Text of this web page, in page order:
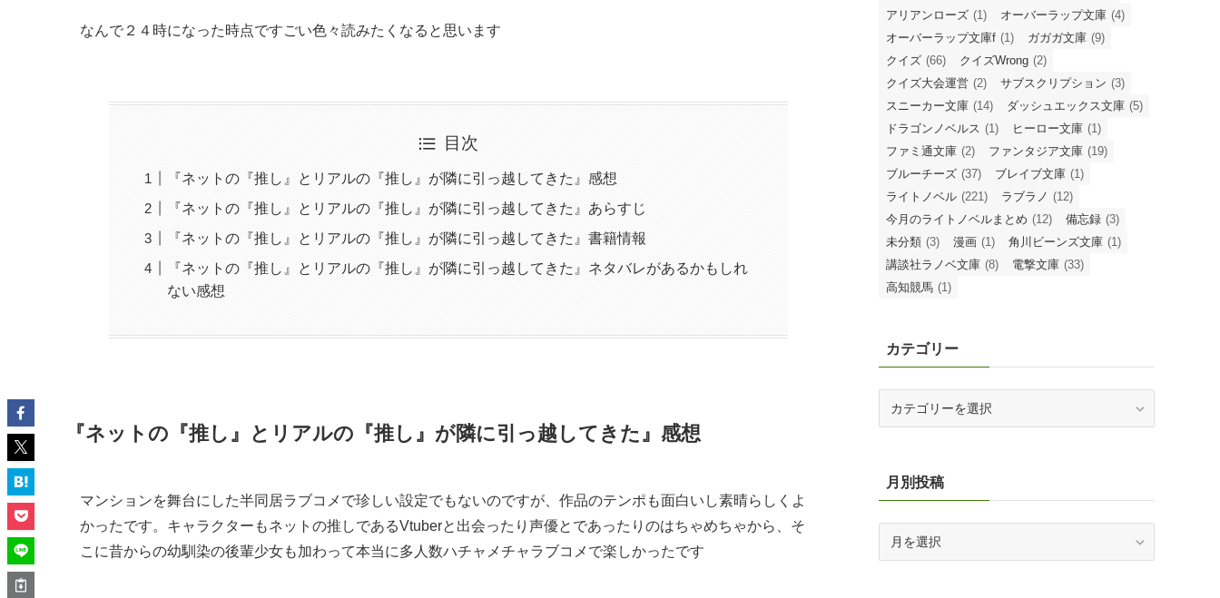
なんで２４時になった時点ですごい色々読みたくなると思います
目次
『ネットの『推し』とリアルの『推し』が隣に引っ越してきた』感想
『ネットの『推し』とリアルの『推し』が隣に引っ越してきた』あらすじ
『ネットの『推し』とリアルの『推し』が隣に引っ越してきた』書籍情報
『ネットの『推し』とリアルの『推し』が隣に引っ越してきた』ネタバレがあるかもしれ
ない感想
『ネットの『推し』とリアルの『推し』が隣に引っ越してきた』感想
マンションを舞台にした半同居ラブコメで珍しい設定でもないのですが、作品のテンポも面白いし素晴らしくよ
かったです。キャラクターもネットの推しであるVtuberと出会ったり声優とであったりのはちゃめちゃから、そ
こに昔からの幼馴染の後輩少女も加わって本当に多人数ハチャメチャラブコメで楽しかったです
アリアンローズ (1) オーバーラップ文庫 (4)
オーバーラップ文庫f (1) ガガガ文庫 (9)
クイズ (66) クイズWrong (2)
クイズ大会運営 (2) サブスクリプション (3)
スニーカー文庫 (14) ダッシュエックス文庫 (5)
ドラゴンノベルス (1) ヒーロー文庫 (1)
ファミ通文庫 (2) ファンタジア文庫 (19)
ブルーチーズ (37) ブレイブ文庫 (1)
ライトノベル (221) ラブラノ (12)
今月のライトノベルまとめ (12) 備忘録 (3)
未分類 (3) 漫画 (1) 角川ビーンズ文庫 (1)
講談社ラノベ文庫 (8) 電撃文庫 (33)
高知競馬 (1)
カテゴリー
ー月別投稿